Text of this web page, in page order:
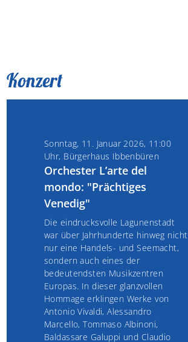
Konzert
Sonntag, 11. Januar 2026, 11:00
Uhr, Bürgerhaus Ibbenbüren
Orchester L’arte del
mondo: "Prächtiges
Venedig"
Die eindrucksvolle Lagunenstadt
war über Jahrhunderte hinweg nicht
nur eine Handels- und Seemacht,
sondern auch eines der
bedeutendsten Musikzentren
Europas. In dieser glanzvollen
Hommage erklingen Werke von
Antonio Vivaldi, Alessandro
Marcello, Tommaso Albinoni,
Baldassare Galuppi und Claudio